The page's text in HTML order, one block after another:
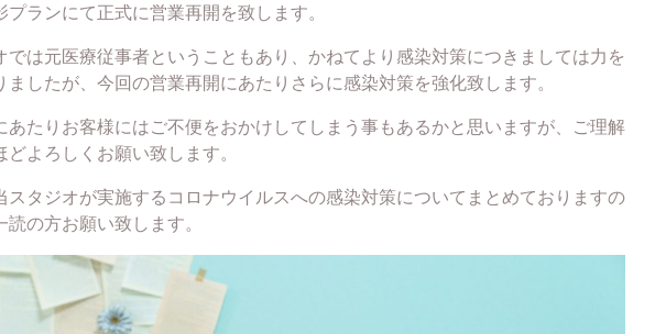
プランにて正式に営業再開を致します。
では元医療従事者ということもあり、かねてより感染対策につきましては力を
ましたが、今回の営業再開にあたりさらに感染対策を強化致します。
あたりお客様にはご不便をおかけしてしまう事もあるかと思いますが、ご理解
どよろしくお願い致します。
スタジオが実施するコロナウイルスへの感染対策についてまとめておりますの
読の方お願い致します。